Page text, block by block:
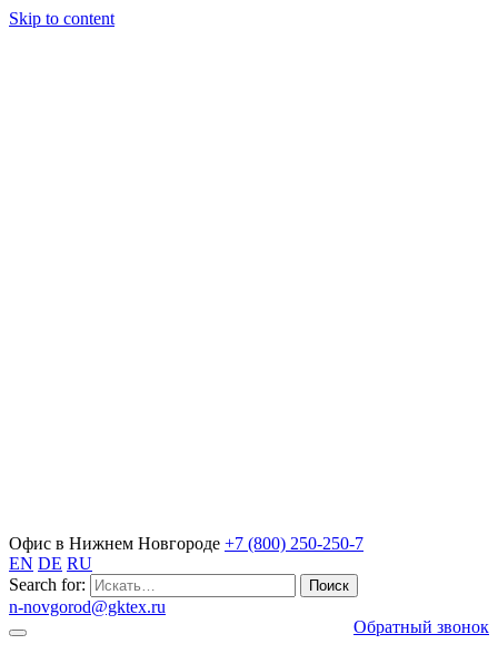
Skip to content
Офис в Нижнем Новгороде +7 (800) 250-250-7
EN DE RU
Search for:
n-novgorod@gktex.ru
Обратный звонок